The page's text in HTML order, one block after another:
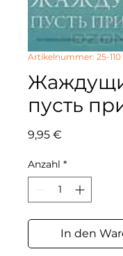
Artikelnummer: 25-110
пусть
9,95 €
Anzahl *
In den